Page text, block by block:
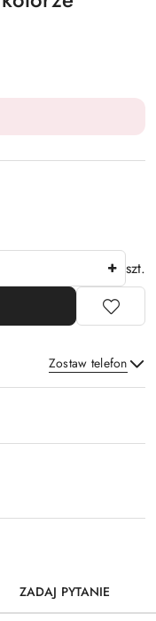
szt.
Zostaw telefon
ZADAJ PYTANIE